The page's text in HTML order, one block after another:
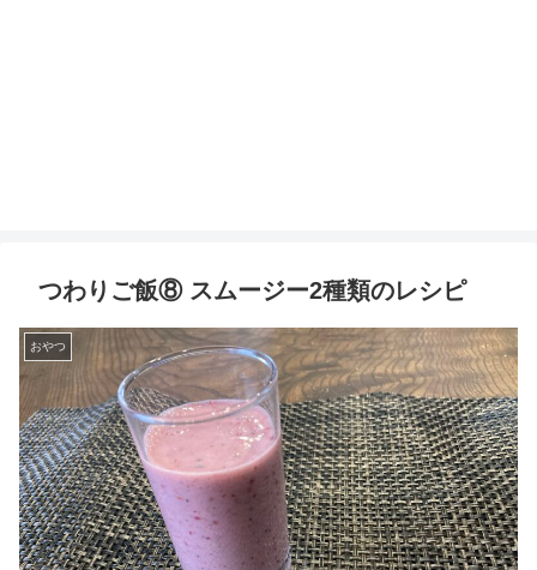
つわりご飯⑧ スムージー2種類のレシピ
おやつ